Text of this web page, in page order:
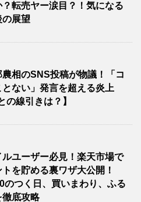
？転売ヤー涙目？！気になる
の展望
相のSNS投稿が物議！「コ
とない」発言を超える炎上
の線引きは？】
ユーザー必見！楽天市場で
を貯める裏ワザ大公開！
のつく日、買いまわり、ふる
徹底攻略